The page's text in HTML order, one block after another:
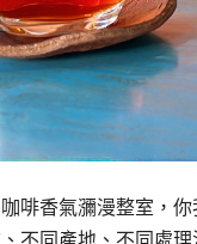
啡香氣瀰漫整室，